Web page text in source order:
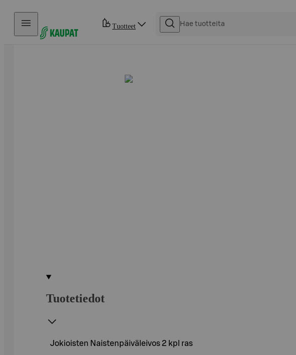
Hyppää sisältöön
Tuotteet
Tuotetiedot
Jokioisten Naistenpäiväleivos 2 kpl ras